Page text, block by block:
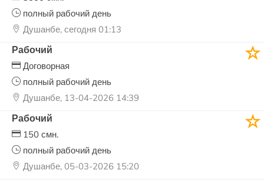
полный рабочий день
Душанбе, сегодня 01:13
Рабочий
Договорная
полный рабочий день
Душанбе, 13-04-2026 14:39
Рабочий
150 смн.
полный рабочий день
Душанбе, 05-03-2026 15:20